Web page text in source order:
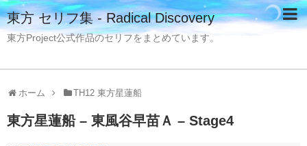
東方 セリフ集 - Radical Discovery
東方Project公式作品のセリフをまとめています。
ホーム TH12 東方星蓮船
東方星蓮船 – 東風谷早苗Ａ – Stage4